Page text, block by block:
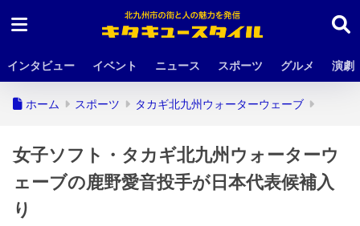
インタビュー イベント ニュース スポーツ グルメ 演劇
ホーム スポーツ タカギ北九州ウォーターウェーブ
女子ソフト・タカギ北九州ウォーターウ
ェーブの鹿野愛音投手が日本代表候補入
り